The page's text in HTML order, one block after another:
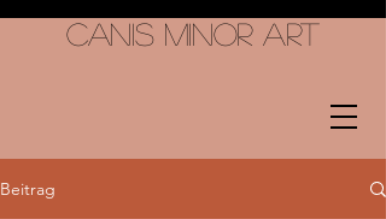
Canis Minor Art
Beitrag